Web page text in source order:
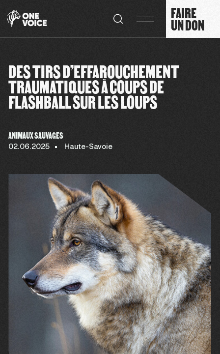
FAIRE
UN DON
DES TIRS D’EFFAROUCHEMENT
TRAUMATIQUES À COUPS DE
FLASHBALL SUR LES LOUPS
ANIMAUX SAUVAGES
02.06.2025 Haute-Savoie